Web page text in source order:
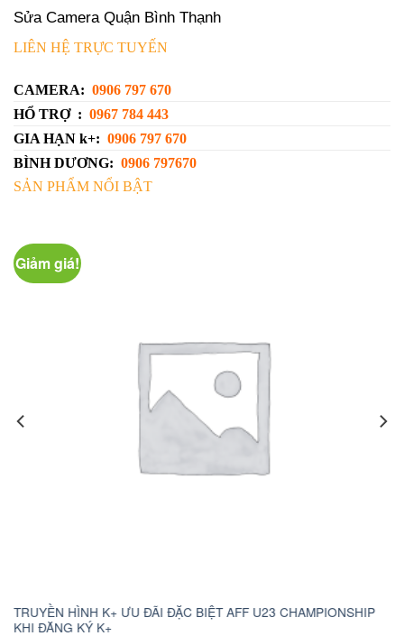
Sửa Camera Quận Bình Thạnh
LIÊN HỆ TRỰC TUYẾN
CAMERA: 0906 797 670
HỔ TRỢ : 0967 784 443
GIA HẠN k+: 0906 797 670
BÌNH DƯƠNG: 0906 797670
SẢN PHẨM NỔI BẬT
Giảm giá!
TRUYỀN HÌNH K+ ƯU ĐÃI ĐẶC BIỆT AFF U23 CHAMPIONSHIP
KHI ĐĂNG KÝ K+